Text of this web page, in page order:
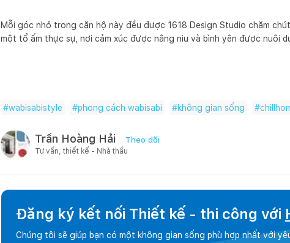
Mỗi góc nhỏ trong căn hộ này đều được 1618 Design Studio chăm
một tổ ấm thực sự, nơi cảm xúc được nâng niu và bình yên được nuôi
#wabisabistyle #phong cách wabisabi #không gian sống #
Trần Hoàng Hải Theo dõi
Tư vấn, thiết kế - Nhà thầu
Đăng ký kết nối Thiết kế - thi công với
Chúng tôi sẽ giúp bạn có một không gian sống phù hợp nhất với